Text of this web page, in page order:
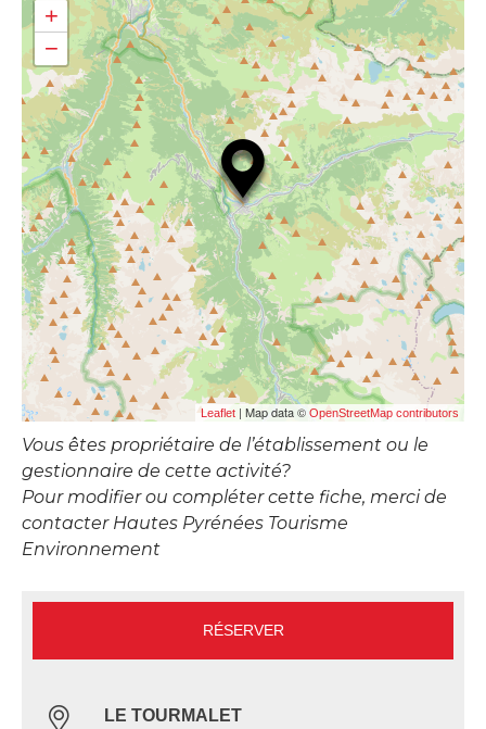
+
−
Leaflet | Map data © OpenStreetMap contributors
Vous êtes propriétaire de l’établissement ou le
gestionnaire de cette activité?
Pour modifier ou compléter cette fiche, merci de
contacter Hautes Pyrénées Tourisme
Environnement
RÉSERVER
LE TOURMALET